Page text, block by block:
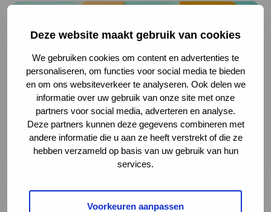
Deze website maakt gebruik van cookies
We gebruiken cookies om content en advertenties te
personaliseren, om functies voor social media te bieden
en om ons websiteverkeer te analyseren. Ook delen we
informatie over uw gebruik van onze site met onze
partners voor social media, adverteren en analyse.
Deze partners kunnen deze gegevens combineren met
andere informatie die u aan ze heeft verstrekt of die ze
hebben verzameld op basis van uw gebruik van hun
services.
Voorkeuren aanpassen
Samen maken we het verschil: deel je ervaring
Lees meer over Samen maken we het verschil: deel je
Lees meer over Ga goed voorbereid op vakantie: neem